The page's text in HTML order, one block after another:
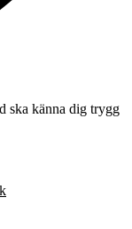
ska känna dig trygg